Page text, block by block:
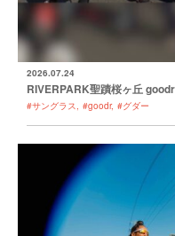
2026.07.24
RIVERPARK聖蹟桜ヶ丘
#サングラス #goodr #グダー